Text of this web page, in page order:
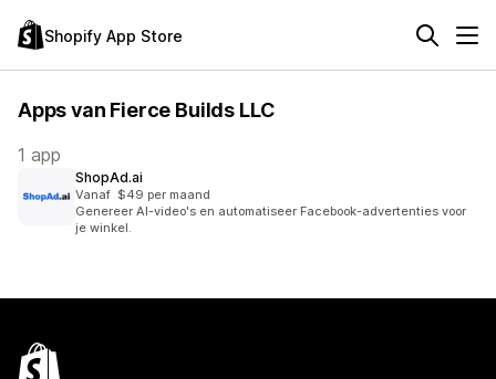
Shopify App Store
Apps van Fierce Builds LLC
1 app
ShopAd.ai
Vanaf $49 per maand
Genereer AI-video's en automatiseer Facebook-advertenties voor
je winkel.